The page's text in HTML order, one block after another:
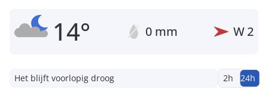
14° 0 mm W2
Het blijft voorlopig droog 2h 24h